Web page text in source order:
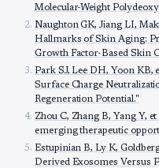
Molecular-Weight
Naughton GK, Jiang LI,
Hallmarks of Skin Aging:
Growth Factor-Based Skin
Park SJ, Lee DH, Yoon KB,
Surface Charge
Regeneration Potential."
Zhou C, Zhang B, Yang Y,
emerging therapeutic
Estupinian B, Ly K,
Derived Exosomes Versus